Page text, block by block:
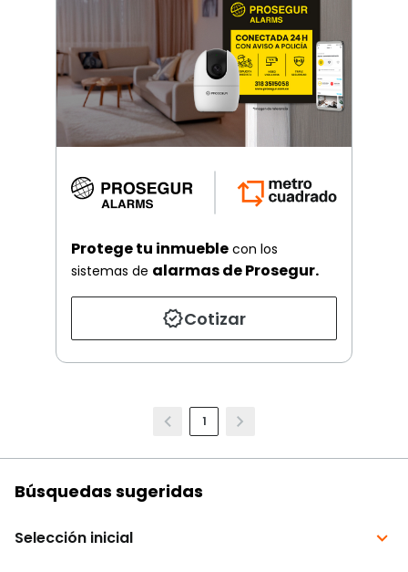
Protege tu inmueble con los
sistemas de alarmas de Prosegur.
Cotizar
1